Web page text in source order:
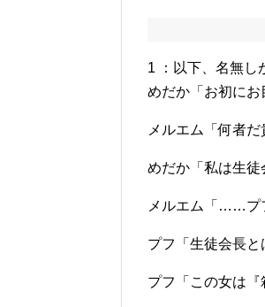
1 ：以下、名無し
めだか「お初にお
メルエム「何者だ
めだか「私は生徒
メルエム「……プ
プフ「生徒会長と
プフ「この女は『